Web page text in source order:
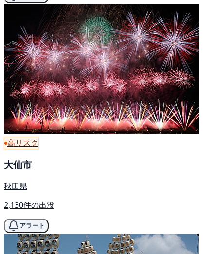
高リスク
大仙市
秋田県
2,130件の出没
アラート